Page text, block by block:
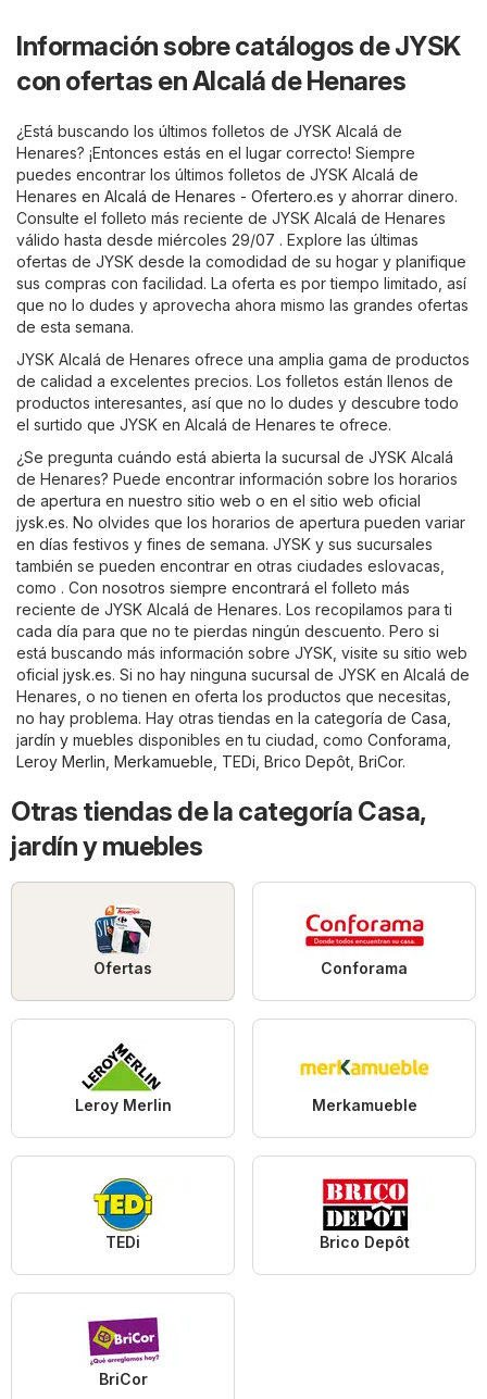
Información sobre catálogos de JYSK
con ofertas en Alcalá de Henares
¿Está buscando los últimos folletos de JYSK Alcalá de
Henares? ¡Entonces estás en el lugar correcto! Siempre
puedes encontrar los últimos folletos de JYSK Alcalá de
Henares en Alcalá de Henares - Ofertero.es y ahorrar dinero.
Consulte el folleto más reciente de JYSK Alcalá de Henares
válido hasta desde miércoles 29/07 . Explore las últimas
ofertas de JYSK desde la comodidad de su hogar y planifique
sus compras con facilidad. La oferta es por tiempo limitado, así
que no lo dudes y aprovecha ahora mismo las grandes ofertas
de esta semana.
JYSK Alcalá de Henares ofrece una amplia gama de productos
de calidad a excelentes precios. Los folletos están llenos de
productos interesantes, así que no lo dudes y descubre todo
el surtido que JYSK en Alcalá de Henares te ofrece.
¿Se pregunta cuándo está abierta la sucursal de JYSK Alcalá
de Henares? Puede encontrar información sobre los horarios
de apertura en nuestro sitio web o en el sitio web oficial
jysk.es. No olvides que los horarios de apertura pueden variar
en días festivos y fines de semana. JYSK y sus sucursales
también se pueden encontrar en otras ciudades eslovacas,
como . Con nosotros siempre encontrará el folleto más
reciente de JYSK Alcalá de Henares. Los recopilamos para ti
cada día para que no te pierdas ningún descuento. Pero si
está buscando más información sobre JYSK, visite su sitio web
oficial jysk.es. Si no hay ninguna sucursal de JYSK en Alcalá de
Henares, o no tienen en oferta los productos que necesitas,
no hay problema. Hay otras tiendas en la categoría de Casa,
jardín y muebles disponibles en tu ciudad, como Conforama
Leroy Merlin Merkamueble TEDi Brico Depôt BriCor.
Otras tiendas de la categoría Casa,
jardín y muebles
Ofertas Conforama
Leroy Merlin Merkamueble
TEDi Brico Depôt
BriCor